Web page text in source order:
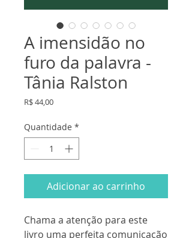
A imensidão no
furo da palavra -
Tânia Ralston
R$ 44,00Preço
Quantidade *
Adicionar ao carrinho
Chama a atenção para este
livro uma perfeita comunicação